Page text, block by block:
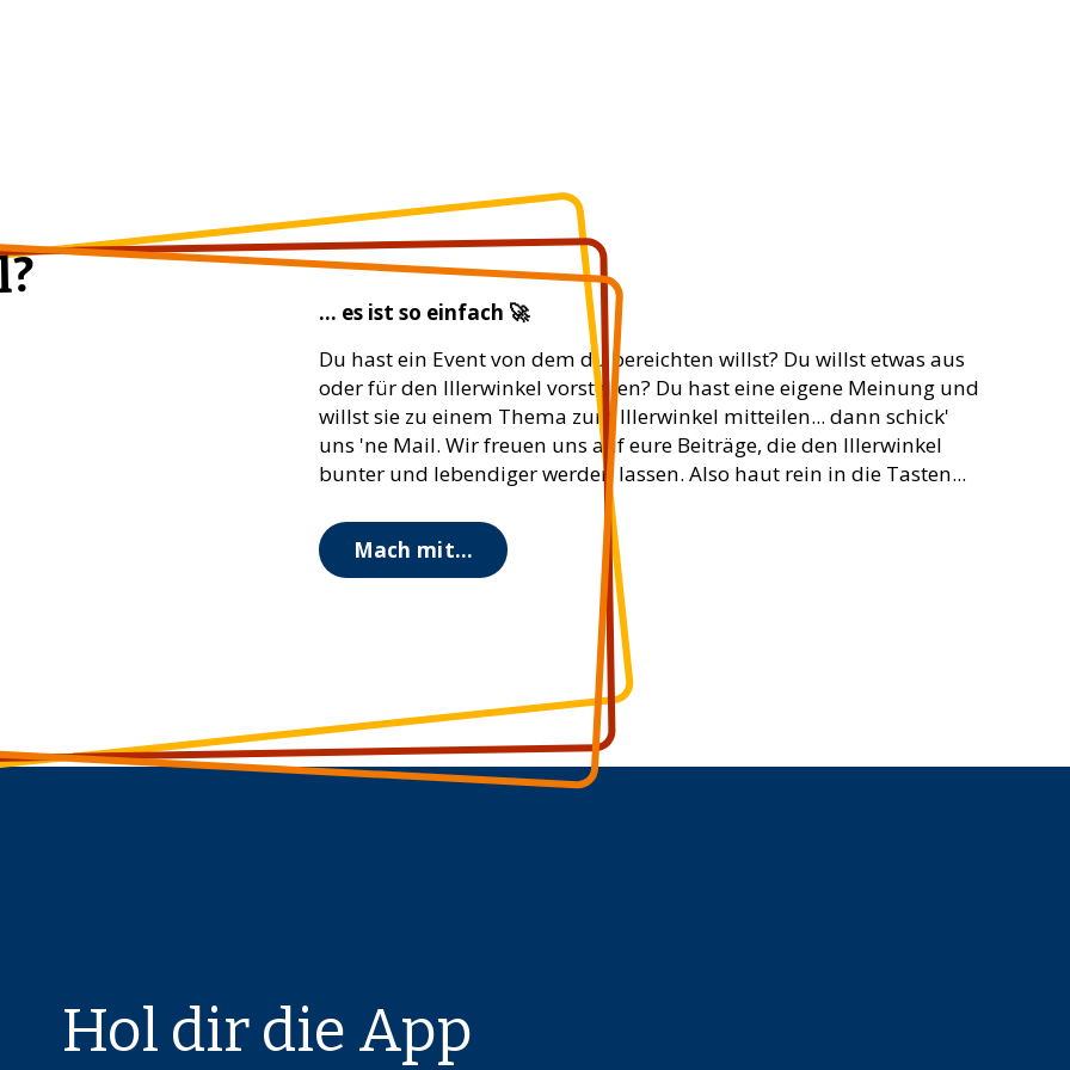
... es ist so einfach 🚀
Du hast ein Event von dem du bereichten willst? Du willst etwas aus
oder für den Illerwinkel vorstellen? Du hast eine eigene Meinung und
willst sie zu einem Thema zum Illerwinkel mitteilen... dann schick'
uns 'ne Mail. Wir freuen uns auf eure Beiträge, die den Illerwinkel
bunter und lebendiger werden lassen. Also haut rein in die Tasten...
Mach mit...
Hol dir die App